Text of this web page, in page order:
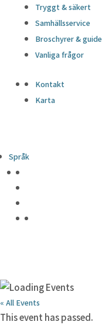
Tryggt & säkert
Samhällsservice
Broschyrer &
Vanliga frågor
Kontakt
Karta
Språk
« All Events
This event has passed.